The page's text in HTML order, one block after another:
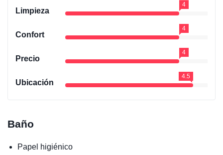
Limpieza
4
Confort
4
Precio
4
Ubicación
4.5
Baño
Papel higiénico